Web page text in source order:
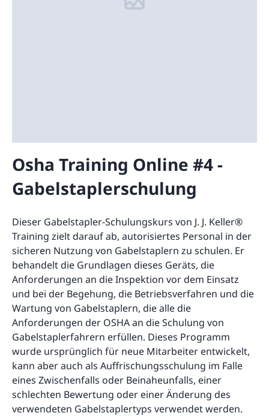
Osha Training Online #4 -
Gabelstaplerschulung
Dieser Gabelstapler-Schulungskurs von J. J. Keller®
Training zielt darauf ab, autorisiertes Personal in der
sicheren Nutzung von Gabelstaplern zu schulen. Er
behandelt die Grundlagen dieses Geräts, die
Anforderungen an die Inspektion vor dem Einsatz
und bei der Begehung, die Betriebsverfahren und die
Wartung von Gabelstaplern, die alle die
Anforderungen der OSHA an die Schulung von
Gabelstaplerfahrern erfüllen. Dieses Programm
wurde ursprünglich für neue Mitarbeiter entwickelt,
kann aber auch als Auffrischungsschulung im Falle
eines Zwischenfalls oder Beinaheunfalls, einer
schlechten Bewertung oder einer Änderung des
verwendeten Gabelstaplertyps verwendet werden.